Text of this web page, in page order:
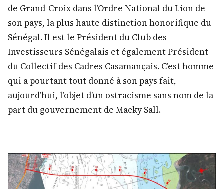
de Grand-Croix dans l’Ordre National du Lion de
son pays, la plus haute distinction honorifique du
Sénégal. Il est le Président du Club des
Investisseurs Sénégalais et également Président
du Collectif des Cadres Casamançais. C’est homme
qui a pourtant tout donné à son pays fait,
aujourd’hui, l’objet d’un ostracisme sans nom de la
part du gouvernement de Macky Sall.